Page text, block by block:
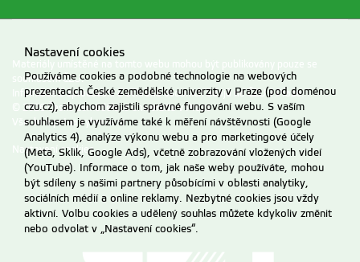
souhlasem ČZU.
Informace o zpracování a ochraně osobních údajů na ČZU v Praze.
© 2026 Česká zemědělská univerzita v Praze
Všechna práva vyhrazena
Nastavení cookies
Nastavení cookies
Používáme cookies a podobné technologie na webových
prezentacích České zemědělské univerzity v Praze (pod doménou
czu.cz), abychom zajistili správné fungování webu. S vaším
souhlasem je využíváme také k měření návštěvnosti (Google
Analytics 4), analýze výkonu webu a pro marketingové účely
(Meta, Sklik, Google Ads), včetně zobrazování vložených videí
(YouTube). Informace o tom, jak naše weby používáte, mohou
být sdíleny s našimi partnery působícími v oblasti analytiky,
sociálních médií a online reklamy. Nezbytné cookies jsou vždy
aktivní. Volbu cookies a udělený souhlas můžete kdykoliv změnit
nebo odvolat v „Nastavení cookies“.